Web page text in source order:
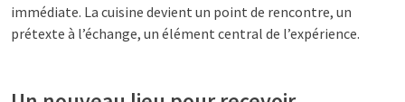
immédiate. La cuisine devient un point de rencontre, un
prétexte à l’échange, un élément central de l’expérience.